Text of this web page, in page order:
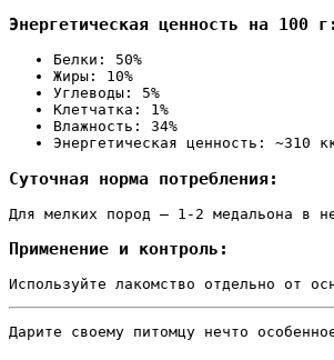
Энергетическая ценность на 100 г:
Белки: 50%
Жиры: 10%
Углеводы: 5%
Клетчатка: 1%
Влажность: 34%
Энергетическая ценность: ~310
Суточная норма потребления:
Для мелких пород — 1-2 медальона в
Применение и контроль:
Используйте лакомство отдельно от
Дарите своему питомцу нечто